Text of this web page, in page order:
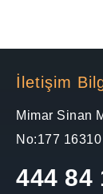
İletişim
Mimar Sinan
No:177 16310
444 84